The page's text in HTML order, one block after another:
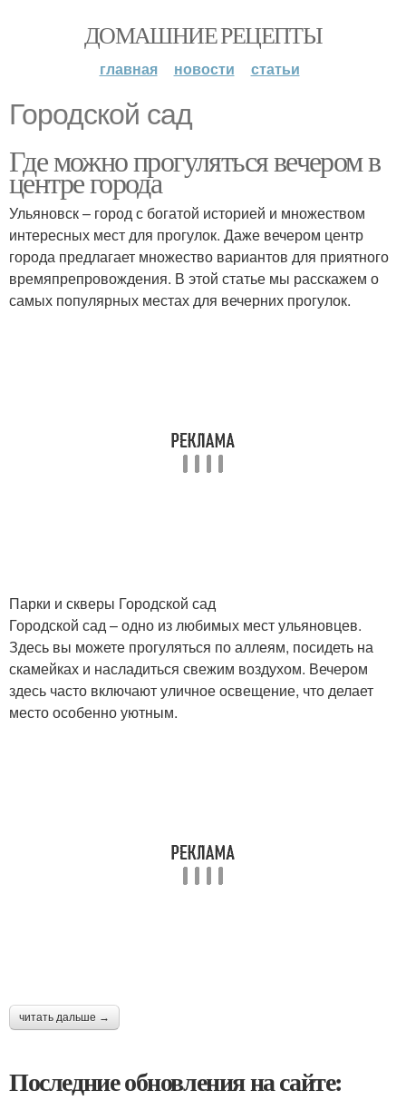
ДОМАШНИЕ РЕЦЕПТЫ
главная новости статьи
Городской сад
Где можно прогуляться вечером в
центре города
Ульяновск – город с богатой историей и множеством
интересных мест для прогулок. Даже вечером центр
города предлагает множество вариантов для приятного
времяпрепровождения. В этой статье мы расскажем о
самых популярных местах для вечерних прогулок.
Парки и скверы Городской сад
Городской сад – одно из любимых мест ульяновцев.
Здесь вы можете прогуляться по аллеям, посидеть на
скамейках и насладиться свежим воздухом. Вечером
здесь часто включают уличное освещение, что делает
место особенно уютным.
читать дальше →
Последние обновления на сайте: